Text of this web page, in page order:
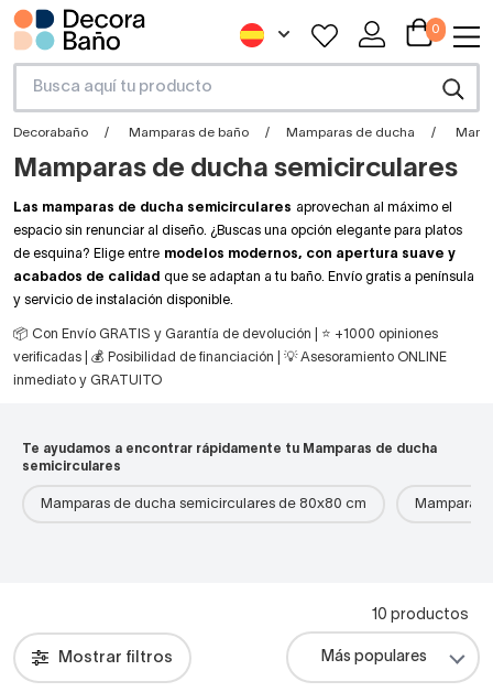
0
Decorabaño Mamparas de baño Mamparas de ducha
Mamparas de ducha semicirculares
Las mamparas de ducha semicirculares aprovechan al máximo el
espacio sin renunciar al diseño. ¿Buscas una opción elegante para platos
de esquina? Elige entre modelos modernos, con apertura suave y
acabados de calidad que se adaptan a tu baño. Envío gratis a península
y servicio de instalación disponible.
📦 Con Envío GRATIS y Garantía de devolución | ⭐ +1000 opiniones
verificadas | 💰 Posibilidad de financiación | 💡 Asesoramiento ONLINE
inmediato y GRATUITO
Te ayudamos a encontrar rápidamente tu Mamparas de ducha
semicirculares
Mamparas de ducha semicirculares de 80x80 cm Mamparas
Mostrar filtros
10 productos